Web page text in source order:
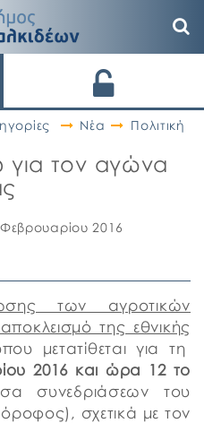
Νέα Πολιτική
για τον αγώνα
2016
των αγροτικών
της εθνικής
μετατίθεται για τη
2016 και ώρα 12 το
συνεδριάσεων του
όροφος), σχετικά με τον